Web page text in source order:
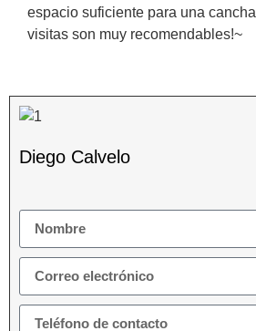
espacio suficiente para una
visitas son muy recomendables!~
Diego Calvelo